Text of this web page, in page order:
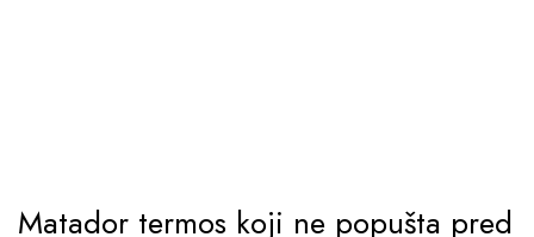
Matador termos koji ne popušta pred